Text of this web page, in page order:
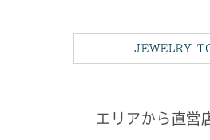
JEWELRY
エリアから直営